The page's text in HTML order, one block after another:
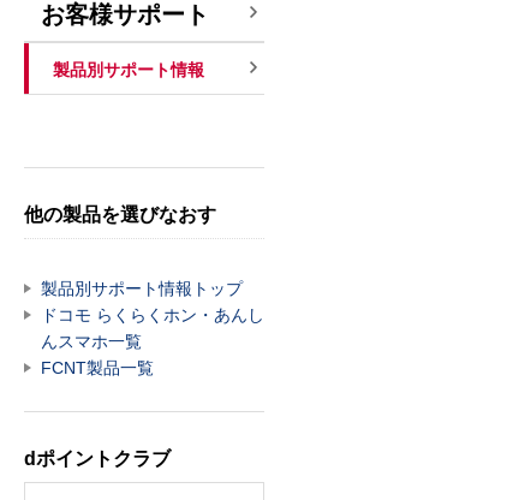
お客様サポート
製品別サポート情報
他の製品を選びなおす
製品別サポート情報トップ
ドコモ らくらくホン・あんし
んスマホ一覧
FCNT製品一覧
dポイントクラブ